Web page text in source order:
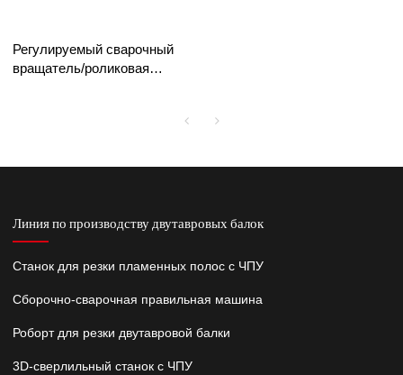
Регулируемый сварочный
вращатель/роликовая
Линия по производству двутавровых балок
Станок для резки пламенных полос с ЧПУ
Сборочно-сварочная правильная машина
Роборт для резки двутавровой балки
3D-сверлильный станок с ЧПУ